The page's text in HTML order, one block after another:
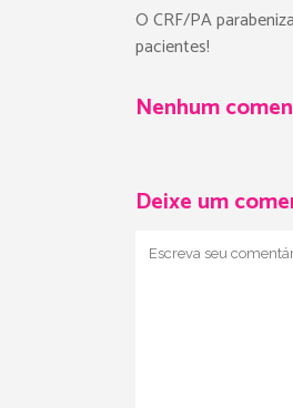
O CRF/PA
pacientes!
Nenhum
Deixe um